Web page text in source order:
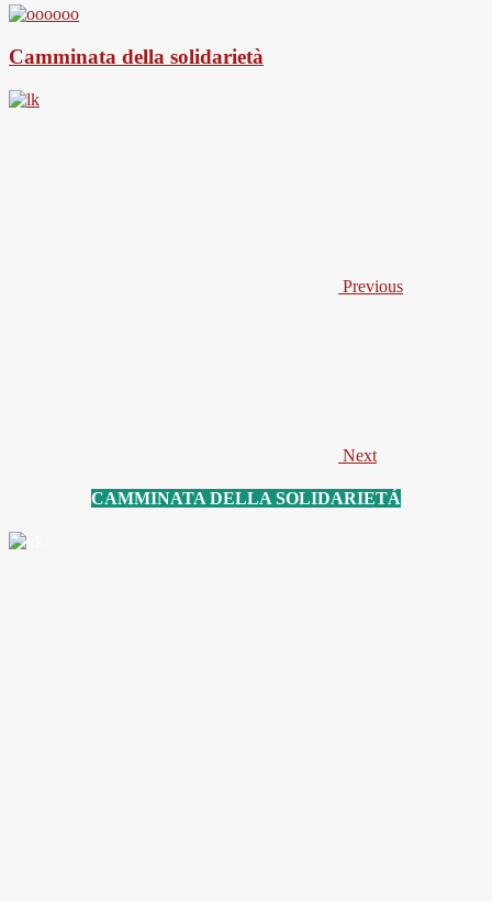
Camminata della solidarietà
Previous
Next
CAMMINATA DELLA SOLIDARIETÁ